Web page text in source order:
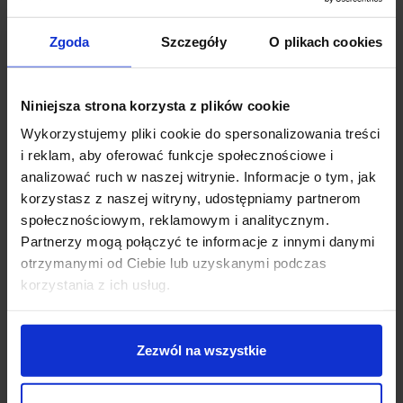
Zgoda Szczegóły O plikach cookies
Niniejsza strona korzysta z plików cookie
Wykorzystujemy pliki cookie do spersonalizowania treści
i reklam, aby oferować funkcje społecznościowe i
analizować ruch w naszej witrynie. Informacje o tym, jak
korzystasz z naszej witryny, udostępniamy partnerom
społecznościowym, reklamowym i analitycznym.
Partnerzy mogą połączyć te informacje z innymi danymi
otrzymanymi od Ciebie lub uzyskanymi podczas
korzystania z ich usług.
Zezwól na wszystkie
favorite_border
LUCES CULIACAN
LE71511 kinkiet
zewnętrzny solarny LED
z czujnikiem
300,00 zł
favorite_border
LUCES MAZATLAN
LE71512 kinkiet
zewnętrzny solarny LED
z czujnikiem